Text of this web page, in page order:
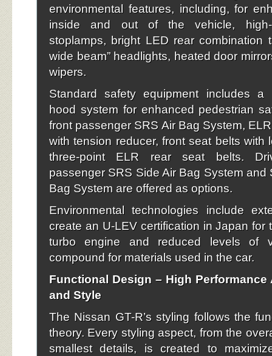
environmental features, including, for
inside and out of the vehicle, high-
stoplamps, bright LED rear combination
wide beam” headlights, heated door
wipers.
Standard safety equipment includes a
hood system for enhanced pedestrian
front passenger SRS Air Bag System,
with tension reducer, front seat belts with
three-point ELR rear seat belts.
passenger SRS Side Air Bag System and
Bag System are offered as options.
Environmental technologies include
create an U-LEV certification in Japan for
turbo engine and reduced levels of
compound for materials used in the car.
Functional Design – High Performance
and Style
The Nissan GT-R’s styling follows the
theory. Every styling aspect, from the
smallest details, is created to